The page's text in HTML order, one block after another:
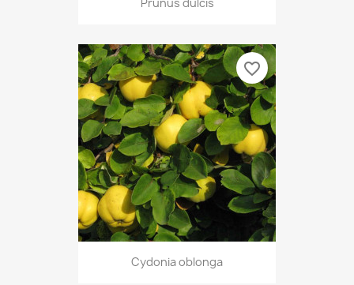
Cydonia oblonga
favorite_border